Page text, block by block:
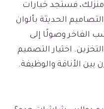
فستجد خيارات
الحديثة بألوان
الفاخر وصولًا إلى
اختيار التصميم
الأناقة والوظيفة.